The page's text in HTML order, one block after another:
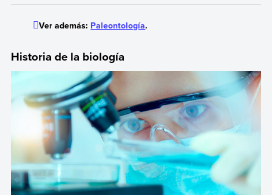
Ver además: Paleontología.
Historia de la biología